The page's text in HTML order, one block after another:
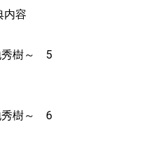
内容
秀樹～ 5
秀樹～ 6